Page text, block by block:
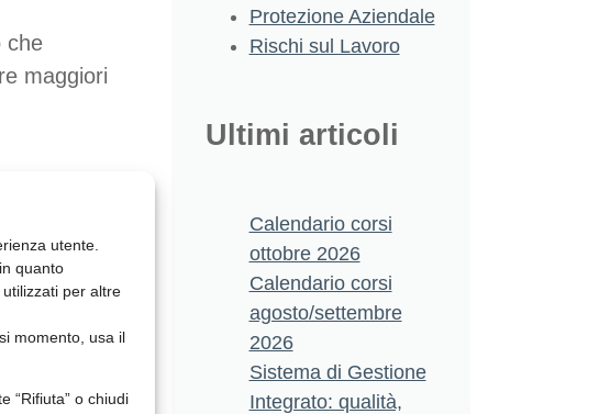
utente.
quanto
per altre
momento, usa il
“Rifiuta” o chiudi
che
maggiori
Protezione Aziendale
Rischi sul Lavoro
Ultimi articoli
Calendario corsi
ottobre 2026
Calendario corsi
agosto/settembre
2026
Sistema di Gestione
Integrato: qualità,